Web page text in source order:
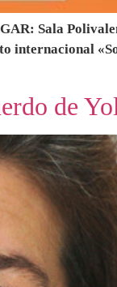
Sala
internacional
de